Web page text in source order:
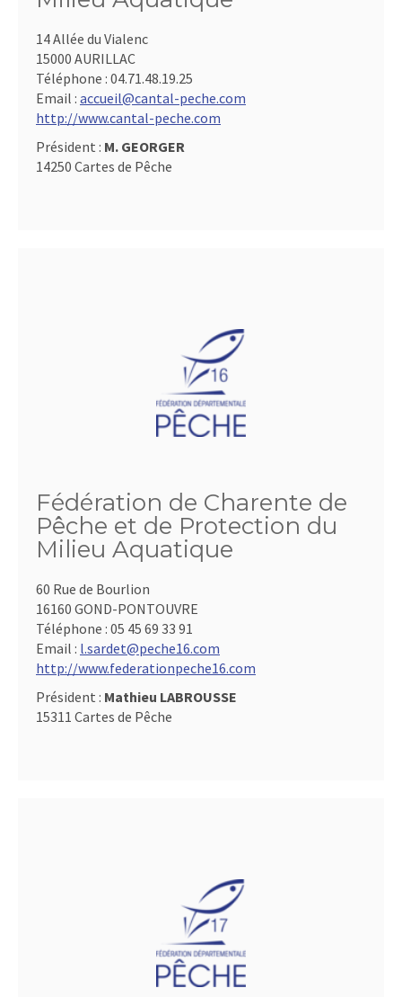
14 Allée du Vialenc
15000 AURILLAC
Téléphone : 04.71.48.19.25
Email : accueil@cantal-peche.com
http://www.cantal-peche.com
Président : M. GEORGER
14250 Cartes de Pêche
Fédération de Charente de
Pêche et de Protection du
Milieu Aquatique
60 Rue de Bourlion
16160 GOND-PONTOUVRE
Téléphone : 05 45 69 33 91
Email : l.sardet@peche16.com
http://www.federationpeche16.com
Président : Mathieu LABROUSSE
15311 Cartes de Pêche